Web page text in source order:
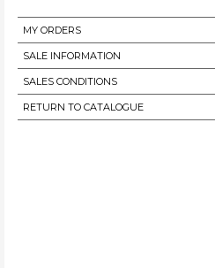
MY ORDERS
SALE INFORMATION
SALES CONDITIONS
RETURN TO CATALOGUE